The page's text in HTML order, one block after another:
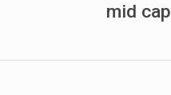
mid cap